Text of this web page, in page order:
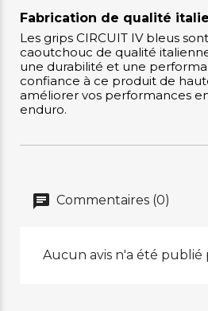
Fabrication de qualité
Les grips CIRCUIT IV bleus
caoutchouc de qualité
une durabilité et une
confiance à ce produit de
améliorer vos performances
enduro.
Commentaires (0)
Aucun avis n'a été